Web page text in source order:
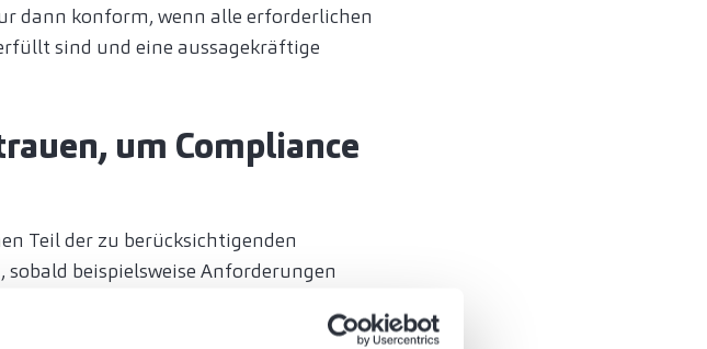
dann konform, wenn alle erforderlichen
sind und eine aussagekräftige
um Compliance
Teil der zu berücksichtigenden
beispielsweise Anforderungen
Concur an: Diese beinhaltet bereits alle